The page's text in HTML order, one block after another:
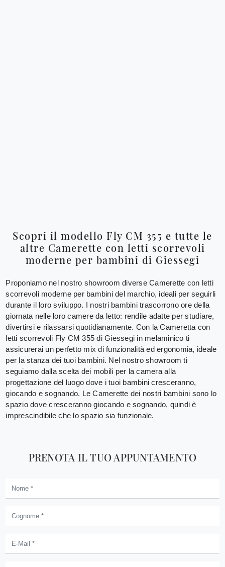
Scopri il modello Fly CM 355 e tutte le
altre Camerette con letti scorrevoli
moderne per bambini di Giessegi
Proponiamo nel nostro showroom diverse Camerette con letti
scorrevoli moderne per bambini del marchio, ideali per seguirli
durante il loro sviluppo. I nostri bambini trascorrono ore della
giornata nelle loro camere da letto: rendile adatte per studiare,
divertirsi e rilassarsi quotidianamente. Con la Cameretta con
letti scorrevoli Fly CM 355 di Giessegi in melaminico ti
assicurerai un perfetto mix di funzionalità ed ergonomia, ideale
per la stanza dei tuoi bambini. Nel nostro showroom ti
seguiamo dalla scelta dei mobili per la camera alla
progettazione del luogo dove i tuoi bambini cresceranno,
giocando e sognando. Le Camerette dei nostri bambini sono lo
spazio dove cresceranno giocando e sognando, quindi è
imprescindibile che lo spazio sia funzionale.
PRENOTA IL TUO APPUNTAMENTO